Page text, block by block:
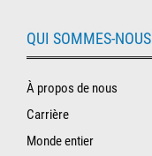
QUI SOMMES-NOUS
À propos de nous
Carrière
Monde entier